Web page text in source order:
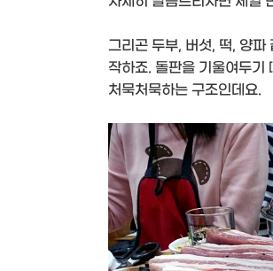
그리곤 두부, 버섯, 떡, 양파
작하죠. 돌판을 기울여두기
처묵처묵하는 구조인데요.